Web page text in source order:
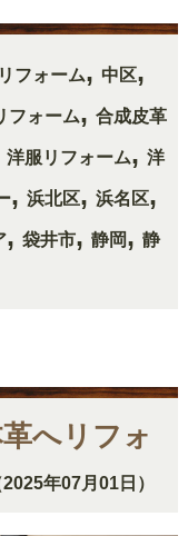
フォーム, 中区,
フォーム, 合成皮革
洋服リフォーム, 洋
, 浜北区, 浜名区,
, 袋井市, 静岡, 静
へリフォ
2025年07月01日）